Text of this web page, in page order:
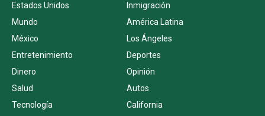
Estados Unidos
Inmigración
Mundo
América Latina
México
Los Ángeles
Entretenimiento
Deportes
Dinero
Opinión
Salud
Autos
Tecnología
California